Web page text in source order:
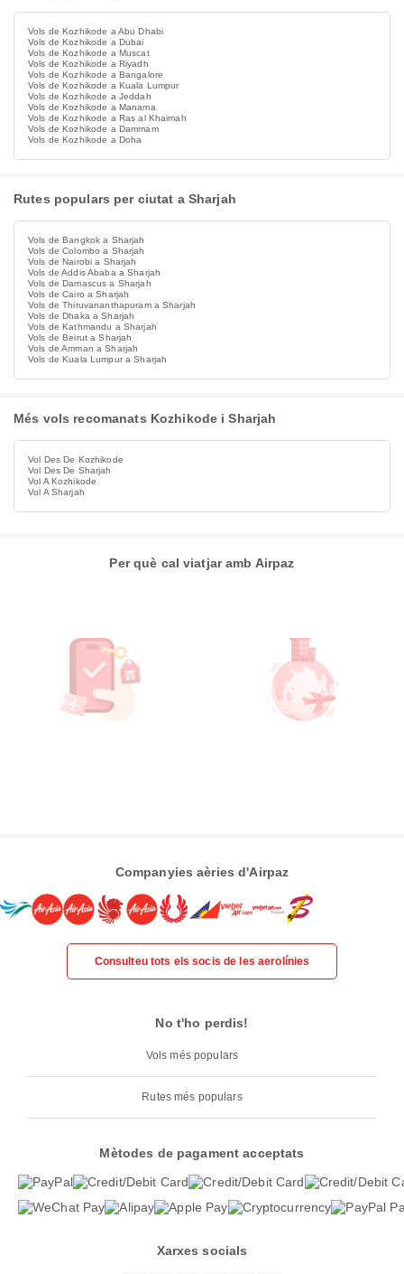
Vols de Kozhikode a Abu Dhabi
Vols de Kozhikode a Dubai
Vols de Kozhikode a Muscat
Vols de Kozhikode a Riyadh
Vols de Kozhikode a Bangalore
Vols de Kozhikode a Kuala Lumpur
Vols de Kozhikode a Jeddah
Vols de Kozhikode a Manama
Vols de Kozhikode a Ras al Khaimah
Vols de Kozhikode a Dammam
Vols de Kozhikode a Doha
Rutes populars per ciutat a Sharjah
Vols de Bangkok a Sharjah
Vols de Colombo a Sharjah
Vols de Nairobi a Sharjah
Vols de Addis Ababa a Sharjah
Vols de Damascus a Sharjah
Vols de Cairo a Sharjah
Vols de Thiruvananthapuram a Sharjah
Vols de Dhaka a Sharjah
Vols de Kathmandu a Sharjah
Vols de Beirut a Sharjah
Vols de Amman a Sharjah
Vols de Kuala Lumpur a Sharjah
Més vols recomanats Kozhikode i Sharjah
Vol Des De Kozhikode
Vol Des De Sharjah
Vol A Kozhikode
Vol A Sharjah
Per què cal viatjar amb Airpaz
Companyies aèries d'Airpaz
Consulteu tots els socis de les aerolínies
No t'ho perdis!
Vols més populars
Rutes més populars
Mètodes de pagament acceptats
Xarxes socials